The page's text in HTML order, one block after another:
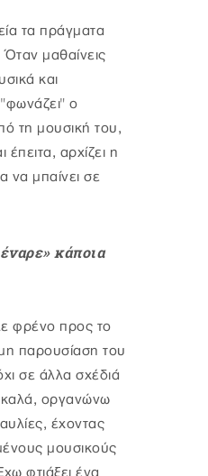
τα πράγματα
Όταν μαθαίνεις
και
"φωνάζει" ο
τη μουσική του,
αρχίζει η
να μπαίνει σε
κάποια
φρένο προς το
παρουσίαση του
σε άλλα σχέδιά
οργανώνω
έχοντας
μουσικούς